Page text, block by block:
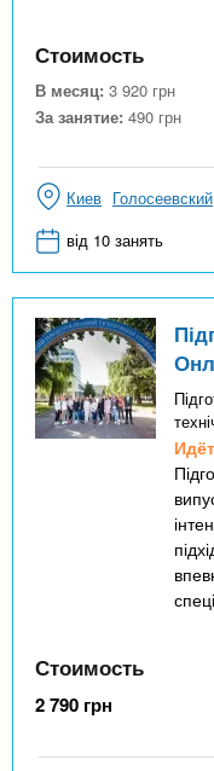
Стоимость
В месяц: 3 920 грн
За занятие: 490 грн
Киев Голосеевский
від 10 занять
Стоимость
2 790 грн